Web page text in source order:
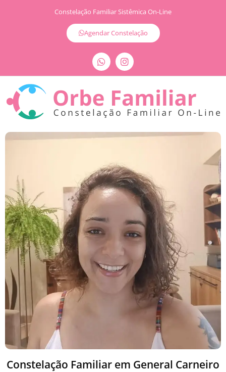
Constelação Familiar Sistêmica On-Line
Agendar Constelação
Constelação Familiar em General Carneiro